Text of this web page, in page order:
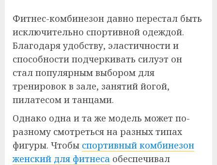
Фитнес-комбинезон давно перестал быть
исключительно спортивной одеждой.
Благодаря удобству, эластичности и
способности подчеркивать силуэт он
стал популярным выбором для
тренировок в зале, занятий йогой,
пилатесом и танцами.
Однако одна и та же модель может по-
разному смотреться на разных типах
фигуры. Чтобы спортивный комбинезон
женский для фитнеса обеспечивал